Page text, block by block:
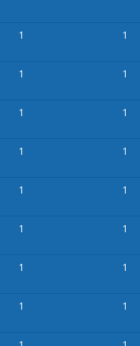
1 1
1 1
1 1
1 1
1 1
1 1
1 1
1 1